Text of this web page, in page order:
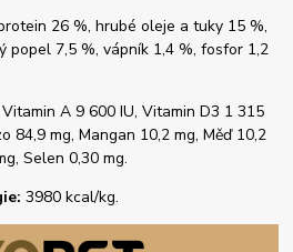
26 %, hrubé oleje a tuky 15 %,
popel 7,5 %, vápník 1,4 %, fosfor 1,2
Vitamin A 9 600 IU, Vitamin D3 1 315
84,9 mg, Mangan 10,2 mg, Měď 10,2
Selen 0,30 mg.
3980 kcal/kg.